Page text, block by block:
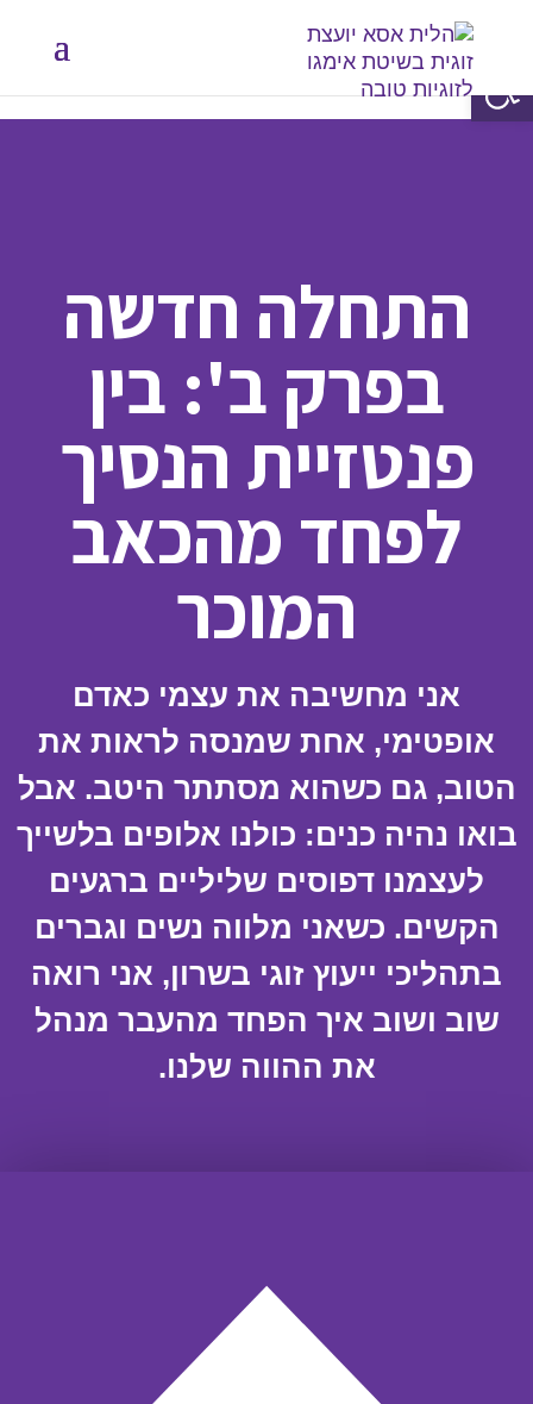
התחלה חדשה
בפרק ב': בין
פנטזיית הנסיך
לפחד מהכאב
המוכר
אני מחשיבה את עצמי כאדם
אופטימי, אחת שמנסה לראות את
הטוב, גם כשהוא מסתתר היטב. אבל
בואו נהיה כנים: כולנו אלופים בלשייך
לעצמנו דפוסים שליליים ברגעים
הקשים. כשאני מלווה נשים וגברים
בתהליכי ייעוץ זוגי בשרון, אני רואה
שוב ושוב איך הפחד מהעבר מנהל
את ההווה שלנו.
פתח סרגל נגישות